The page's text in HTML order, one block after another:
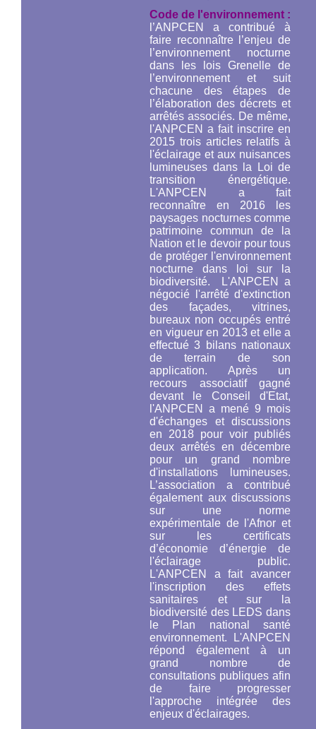
Code de l'environnement :
l’ANPCEN a contribué à
faire reconnaître l’enjeu de
l’environnement nocturne
dans les lois Grenelle de
l’environnement et suit
chacune des étapes de
l’élaboration des décrets et
arrêtés associés. De même,
l'ANPCEN a fait inscrire en
2015 trois articles relatifs à
l'éclairage et aux nuisances
lumineuses dans la Loi de
transition énergétique.
L'ANPCEN a fait
reconnaître en 2016 les
paysages nocturnes comme
patrimoine commun de la
Nation et le devoir pour tous
de protéger l'environnement
nocturne dans loi sur la
biodiversité.
L'ANPCEN a
négocié l'arrêté d'extinction
des façades, vitrines,
bureaux non occupés entré
en vigueur en 2013 et elle a
effectué 3 bilans nationaux
de terrain de son
application. Après un
recours associatif gagné
devant le Conseil d'Etat,
l'ANPCEN a mené 9 mois
d'échanges et discussions
en 2018 pour voir publiés
deux arrêtés en décembre
pour un grand nombre
d'installations lumineuses.
L’association a contribué
également aux discussions
sur une norme
expérimentale de l'Afnor et
sur les certificats
d’économie d’énergie de
l'éclairage public.
L'ANPCEN a fait avancer
l'inscription des effets
sanitaires et sur la
biodiversité des LEDS dans
le Plan national santé
environnement. L'ANPCEN
répond également à un
grand nombre de
consultations publiques afin
de faire progresser
l'approche intégrée des
enjeux d'éclairages.